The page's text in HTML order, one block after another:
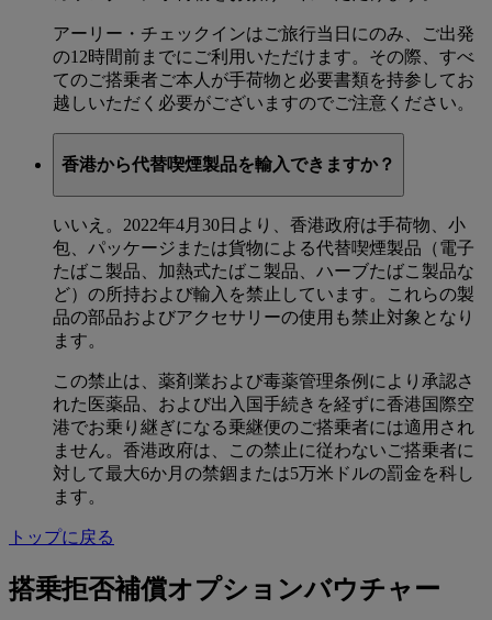
アーリー・チェックインはご旅行当日にのみ、ご出発
の12時間前までにご利用いただけます。その際、すべ
てのご搭乗者ご本人が手荷物と必要書類を持参してお
越しいただく必要がございますのでご注意ください。
香港から代替喫煙製品を輸入できますか？
いいえ。2022年4月30日より、香港政府は手荷物、小
包、パッケージまたは貨物による代替喫煙製品（電子
たばこ製品、加熱式たばこ製品、ハーブたばこ製品な
ど）の所持および輸入を禁止しています。これらの製
品の部品およびアクセサリーの使用も禁止対象となり
ます。
この禁止は、薬剤業および毒薬管理条例により承認さ
れた医薬品、および出入国手続きを経ずに香港国際空
港でお乗り継ぎになる乗継便のご搭乗者には適用され
ません。香港政府は、この禁止に従わないご搭乗者に
対して最大6か月の禁錮または5万米ドルの罰金を科し
ます。
トップに戻る
搭乗拒否補償オプションバウチャー